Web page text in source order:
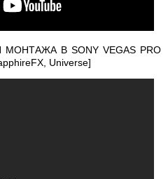
В SONY VEGAS PRO
Universe]